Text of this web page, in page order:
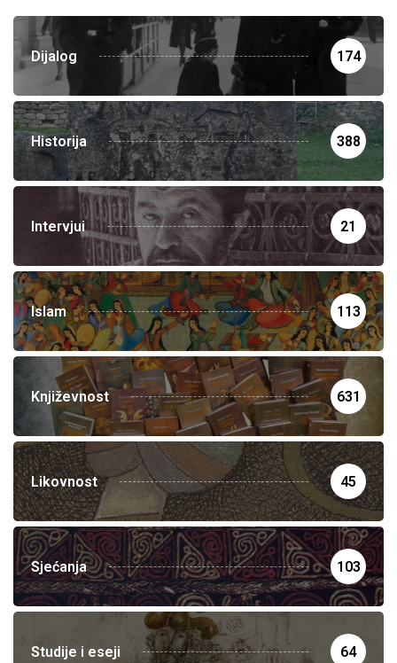
Dijalog 174
Historija 388
Intervjui 21
Islam 113
Književnost 631
Likovnost 45
Sjećanja 103
Studije i eseji 64